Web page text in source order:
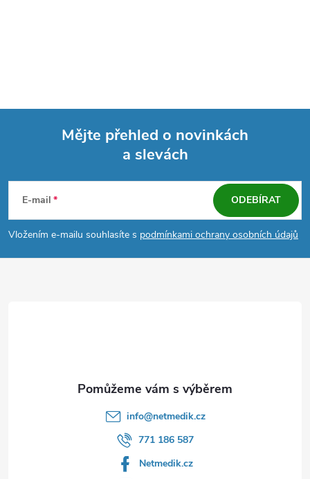
p
a
Mějte přehled o novinkách
a slevách
E-mail
Vložením e-mailu souhlasíte s podmínkami ochrany osobních údajů
ODEBÍRAT
info@netmedik.cz
771 186 587
Netmedik.cz